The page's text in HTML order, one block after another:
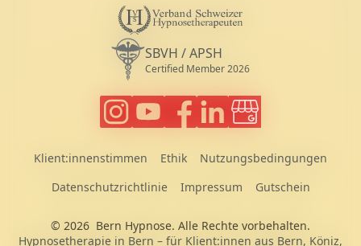
V
s
Diplomierte Hypnosetherapeutin VSH
SBVH / APSH
Certified Member 2026
Klient:innenstimmen Ethik
Nutzungsbedingungen
Datenschutzrichtlinie
Impressum Gutschein
© 2026 Bern Hypnose. Alle Rechte vorbehalten.
Hypnosetherapie in Bern – für Klient:innen aus Bern, Köniz,